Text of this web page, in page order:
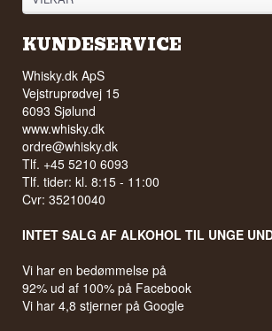
KUNDESERVICE
Whisky.dk ApS
Vejstruprødvej 15
6093 Sjølund
www.whisky.dk
ordre@whisky.dk
Tlf. +45 5210 6093
Tlf. tider: kl. 8:15 - 11:00
Cvr: 35210040
INTET SALG AF ALKOHOL TIL UNGE
Vi har en bedømmelse på
92% ud af 100% på Facebook
Vi har 4,8 stjerner på Google